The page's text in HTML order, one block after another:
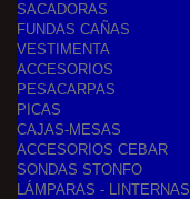
SACADORAS
FUNDAS CAÑAS
VESTIMENTA
ACCESORIOS
PESACARPAS
PICAS
CAJAS-MESAS
ACCESORIOS CEBAR
SONDAS STONFO
LÁMPARAS - LINTERNAS